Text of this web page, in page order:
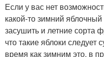
Если у вас нет
какой-то зимний
засушить и летние сорта
что такие яблоки следует
время как зимним это, в